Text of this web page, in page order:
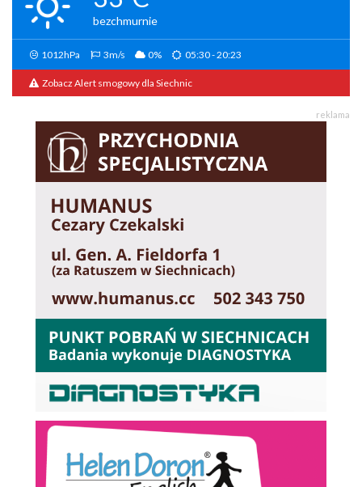
bezchmurnie
1012hPa 3m/s 0% 05:30 - 20:23
Zobacz Alert smogowy dla Siechnic
reklama